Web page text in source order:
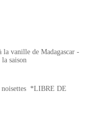
la vanille de Madagascar -
saison
noisettes *LIBRE DE